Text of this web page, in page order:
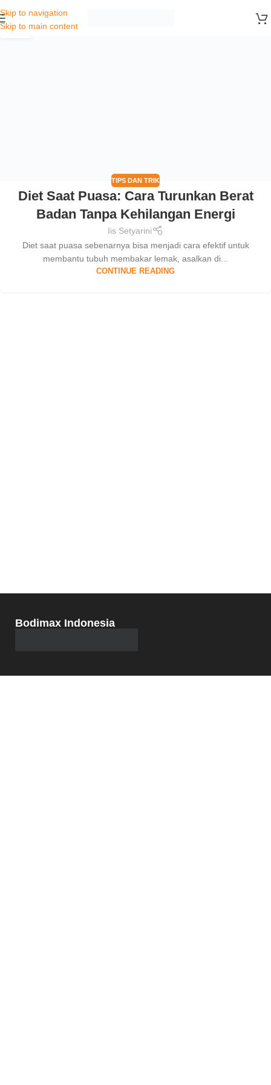
Skip to navigation
Skip to main content
02
MAR
TIPS DAN TRIK
Diet Saat Puasa: Cara Turunkan Berat
Badan Tanpa Kehilangan Energi
Iis Setyarini
Diet saat puasa sebenarnya bisa menjadi cara efektif untuk
membantu tubuh membakar lemak, asalkan di...
CONTINUE READING
Bodimax Indonesia